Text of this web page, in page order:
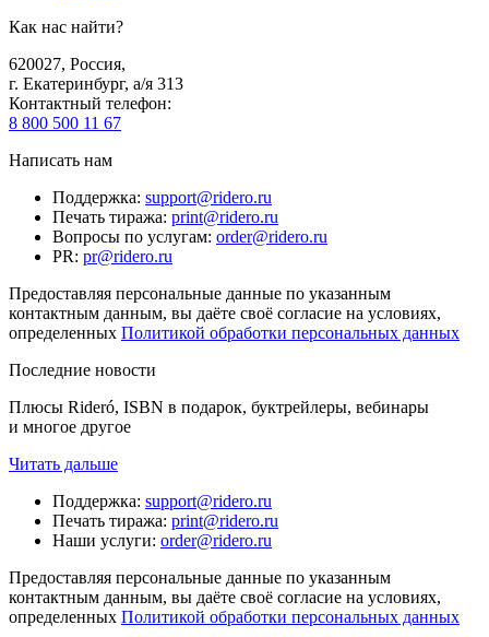
Как нас найти?
620027, Россия,
г. Екатеринбург, а/я 313
Контактный телефон:
8 800 500 11 67
Написать нам
Поддержка: support@ridero.ru
Печать тиража: print@ridero.ru
Вопросы по услугам: order@ridero.ru
PR: pr@ridero.ru
Предоставляя персональные данные по указанным
контактным данным, вы даёте своё согласие на условиях,
определенных Политикой обработки персональных данных
Последние новости
Плюсы Rideró, ISBN в подарок, буктрейлеры, вебинары
и многое другое
Читать дальше
Поддержка: support@ridero.ru
Печать тиража: print@ridero.ru
Наши услуги: order@ridero.ru
Предоставляя персональные данные по указанным
контактным данным, вы даёте своё согласие на условиях,
определенных Политикой обработки персональных данных